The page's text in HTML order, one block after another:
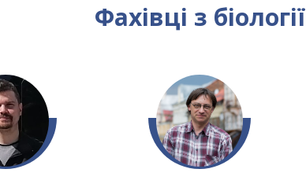
Фахівці з біології